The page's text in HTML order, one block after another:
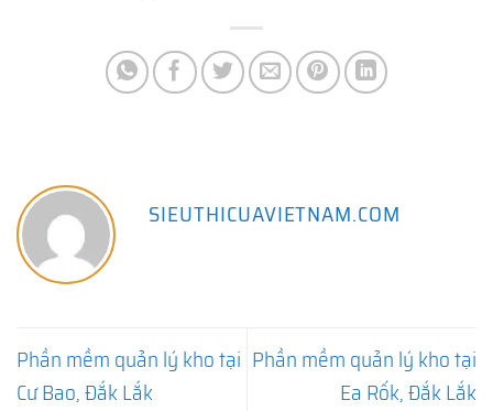
SIEUTHICUAVIETNAM.COM
Phần mềm quản lý kho tại
Cư Bao, Đắk Lắk
Phần mềm quản lý kho tại
Ea Rốk, Đắk Lắk